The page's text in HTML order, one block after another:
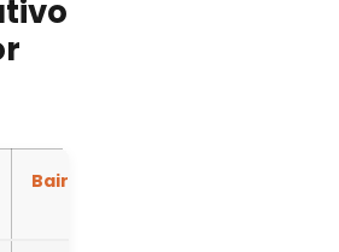
Bairros indicados